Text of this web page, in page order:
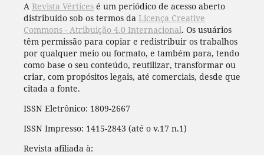
A Revista Vérticesé um periódico de acesso aberto
distribuído sob os termos da Licença Creative
Commons - Atribuição 4.0 Internacional. Os usuários
têm permissão para copiar e redistribuir os trabalhos
por qualquer meio ou formato, e também para, tendo
como base o seu conteúdo, reutilizar, transformar ou
criar, com propósitos legais, até comerciais, desde que
citada a fonte.
ISSN Eletrônico: 1809-2667
ISSN Impresso: 1415-2843 (até o v.17 n.1)
Revista afiliada à: